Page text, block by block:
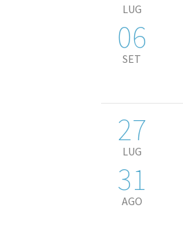
LUG
06
SET
27
LUG
31
AGO